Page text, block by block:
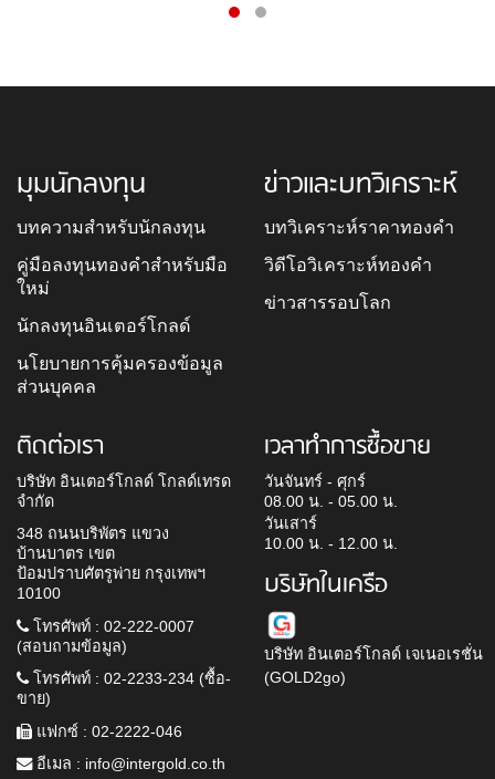
มุมนักลงทุน
บทความสำหรับนักลงทุน
คู่มือลงทุนทองคำสำหรับมือ
ใหม่
นักลงทุนอินเตอร์โกลด์
นโยบายการคุ้มครองข้อมูล
ส่วนบุคคล
ข่าวและบทวิเคราะห์
บทวิเคราะห์ราคาทองคำ
วิดีโอวิเคราะห์ทองคำ
ข่าวสารรอบโลก
ติดต่อเรา
บริษัท อินเตอร์โกลด์ โกลด์เทรด
จำกัด
348 ถนนบริพัตร แขวง
บ้านบาตร เขต
ป้อมปราบศัตรูพ่าย กรุงเทพฯ
10100
โทรศัพท์ : 02-222-0007
(สอบถามข้อมูล)
โทรศัพท์ : 02-2233-234 (ซื้อ-
ขาย)
แฟกซ์ : 02-2222-046
อีเมล : info@intergold.co.th
เวลาทำการซื้อขาย
วันจันทร์ - ศุกร์
08.00 น. - 05.00 น.
วันเสาร์
10.00 น. - 12.00 น.
บริษัทในเครือ
บริษัท อินเตอร์โกลด์ เจเนอเรชั่น
(GOLD2go)